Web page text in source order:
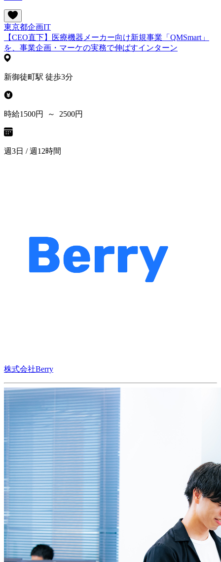
東京都企画IT
【CEO直下】医療機器メーカー向け新規事業「QMSmart」
を、事業企画・マーケの実務で伸ばすインターン
新御徒町駅 徒歩3分
時給1500円 ～ 2500円
週3日 / 週12時間
株式会社Berry